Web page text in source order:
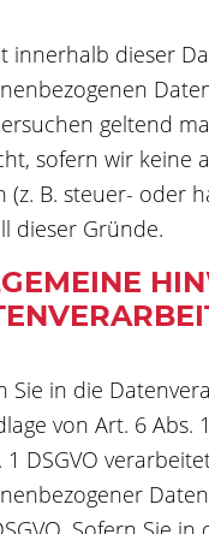
innerhalb dieser
geltend
sofern wir keine
(z. B. steuer- oder
dieser Gründe.
Sie in die
von Art. 6 Abs.
1 DSGVO